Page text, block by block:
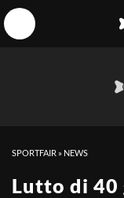
SPORTFAIR » NEWS
Lutto di 40